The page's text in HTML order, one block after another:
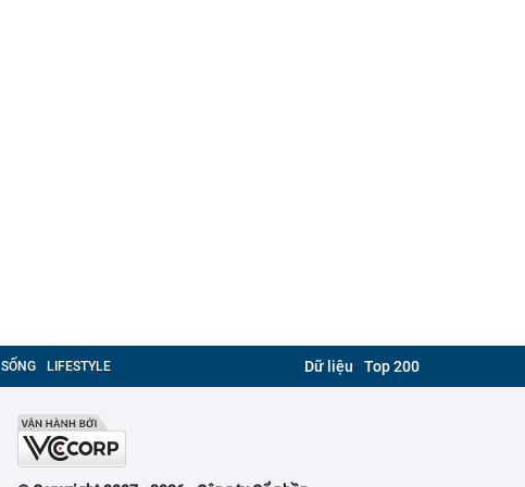
SỐNG LIFESTYLE Dữ liệu Top 200